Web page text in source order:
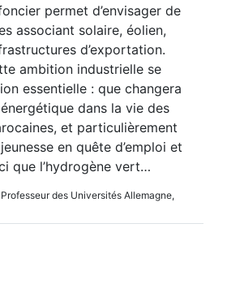
permet d’envisager de
associant solaire, éolien,
d’exportation.
ambition industrielle se
essentielle : que changera
dans la vie des
et particulièrement
en quête d’emploi et
que l’hydrogène vert…
Professeur des Universités Allemagne,